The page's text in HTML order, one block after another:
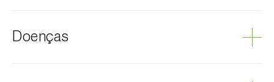
Milho
Doenças